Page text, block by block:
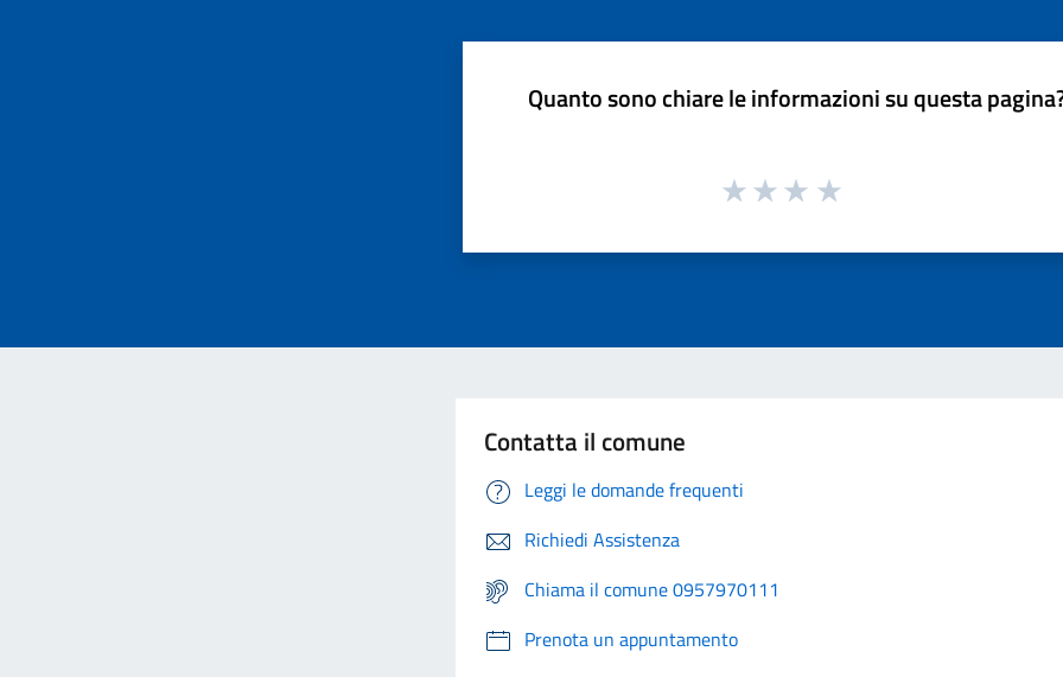
Quanto sono chiare le informazioni su questa
Contatta il comune
Leggi le domande frequenti
Richiedi Assistenza
Chiama il comune 0957970111
Prenota un appuntamento